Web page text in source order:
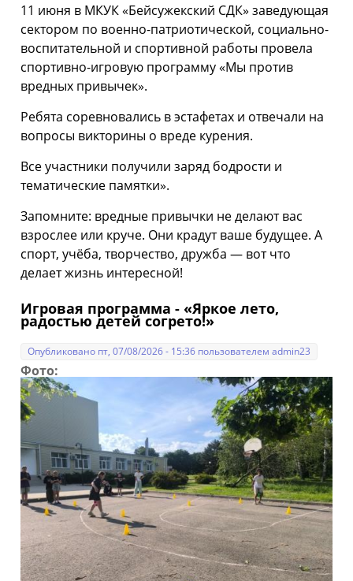
11 июня в МКУК «Бейсужекский СДК» заведующая
сектором по военно-патриотической, социально-
воспитательной и спортивной работы провела
спортивно-игровую программу «Мы против
вредных привычек».
Ребята соревновались в эстафетах и отвечали на
вопросы викторины о вреде курения.
Все участники получили заряд бодрости и
тематические памятки».
Запомните: вредные привычки не делают вас
взрослее или круче. Они крадут ваше будущее. А
спорт, учёба, творчество, дружба — вот что
делает жизнь интересной!
Игровая программа - «Яркое лето,
радостью детей согрето!»
Опубликовано пт, 07/08/2026 - 15:36 пользователемadmin23
Фото: